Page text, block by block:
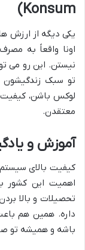
Konsum)
یکی دیگه از ارزش
اونا واقعاً به
نیستن. این رو می
تو سبک زندگیشون
لوکس باشن،
معتقدن.
آموزش و
کیفیت بالای
اهمیت این کشور
تحصیلات و بالا
داره. همین هم
باشه و همیشه تو